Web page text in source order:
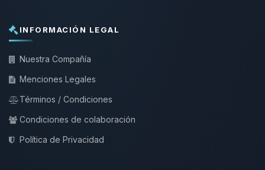
INFORMACIÓN LEGAL
Nuestra Compañía
Menciones Legales
Términos / Condiciones
Condiciones de colaboración
Política de Privacidad